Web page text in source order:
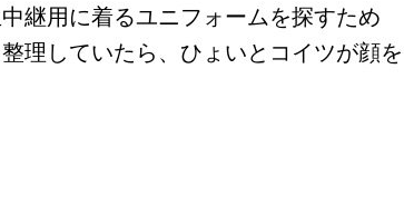
継用に着るユニフォームを探すため
理していたら、ひょいとコイツが顔を